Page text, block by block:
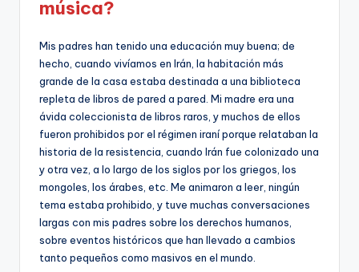
música?
Mis padres han tenido una educación muy buena; de
hecho, cuando vivíamos en Irán, la habitación más
grande de la casa estaba destinada a una biblioteca
repleta de libros de pared a pared. Mi madre era una
ávida coleccionista de libros raros, y muchos de ellos
fueron prohibidos por el régimen iraní porque relataban la
historia de la resistencia, cuando Irán fue colonizado una
y otra vez, a lo largo de los siglos por los griegos, los
mongoles, los árabes, etc. Me animaron a leer, ningún
tema estaba prohibido, y tuve muchas conversaciones
largas con mis padres sobre los derechos humanos,
sobre eventos históricos que han llevado a cambios
tanto pequeños como masivos en el mundo.